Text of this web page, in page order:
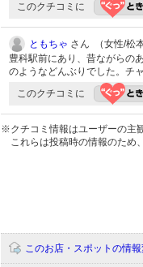
このクチコミに
ともちゃ さん （女性/松
豊科駅前にあり、昔ながらの
のようなどんぶりでした。チ
このクチコミに
※クチコミ情報はユーザーの主
これらは投稿時の情報のため
このお店・スポットの情